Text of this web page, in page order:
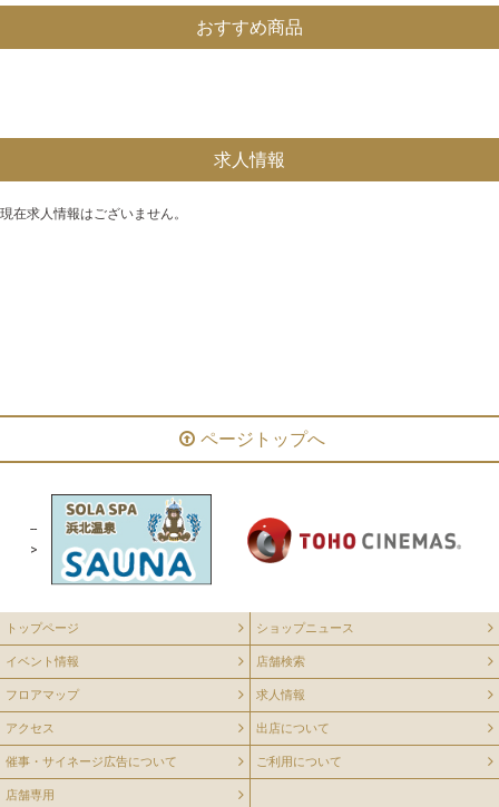
おすすめ商品
求人情報
現在求人情報はございません。
ページトップへ
--
>
トップページ ショップニュース
イベント情報 店舗検索
フロアマップ 求人情報
アクセス 出店について
催事・サイネージ広告について ご利用について
店舗専用